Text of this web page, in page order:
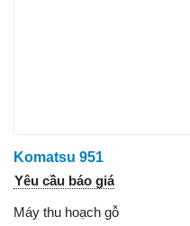
Komatsu 951
Yêu cầu báo giá
Máy thu hoạch gỗ